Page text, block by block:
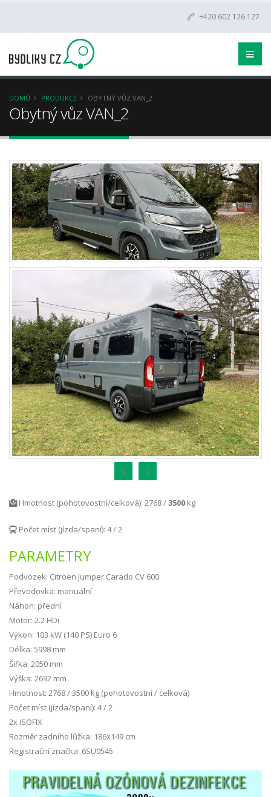
+420 602 126 127
DOMŮ PRODUKCE OBYTNÝ VŮZ VAN_2
Obytný vůz VAN_2
Hmotnost (pohotovostní/celková): 2768 /3500 kg
Počet míst (jízda/spaní): 4 / 2
PARAMETRY
Podvozek: Citroen Jumper Carado CV 600
Převodovka: manuální
Náhon: přední
Motor: 2.2 HDi
Výkon: 103 kW (140 PS) Euro 6
Délka: 5998 mm
Šířka: 2050 mm
Výška: 2692 mm
Hmotnost: 2768 / 3500 kg (pohotovostní / celková)
Počet míst (jízda/spaní): 4 / 2
2x ISOFIX
Rozměr zadního lůžka: 186x149 cm
Registrační značka: 6SU0545